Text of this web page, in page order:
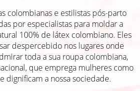
colombianas e estilistas pós-parto
por especialistas para moldar a
100% de látex colombiano. Eles
despercebido nos lugares onde
toda a sua roupa colombiana,
que emprega mulheres como
dignificam a nossa sociedade.